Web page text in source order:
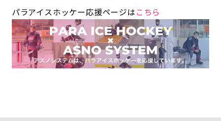
パラアイスホッケー応援ページは こちら